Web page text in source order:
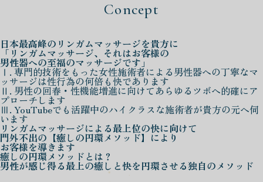
Concept
日本最高峰の リンガムマッサージを貴方に
「リンガムマッサージ、それはお客様の
男性器への至福のマッサージです」
Ⅰ. 専門的技術をもった女性施術者による男性器への丁寧なマ
ッサージは性行為の何倍も快であります
Ⅱ. 男性の回春・性機能増進に向けてあらゆるツボへ的確にア
プローチします
Ⅲ. YouTubeでも活躍中のハイクラスな施術者が貴方の元へ伺
います
リンガムマッサージによる最上位の快に向けて
門外不出の 【癒しの円環メソッド】 により
お客様を導きます
癒しの円環メソッド とは？
男性が感じ得る最上の癒しと快を円環させる独自のメソッド